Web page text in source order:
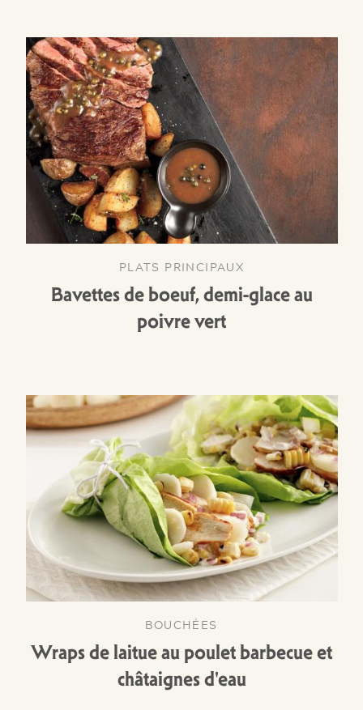
PLATS PRINCIPAUX
Bavettes de boeuf, demi-glace au
poivre vert
BOUCHÉES
Wraps de laitue au poulet barbecue et
châtaignes d'eau